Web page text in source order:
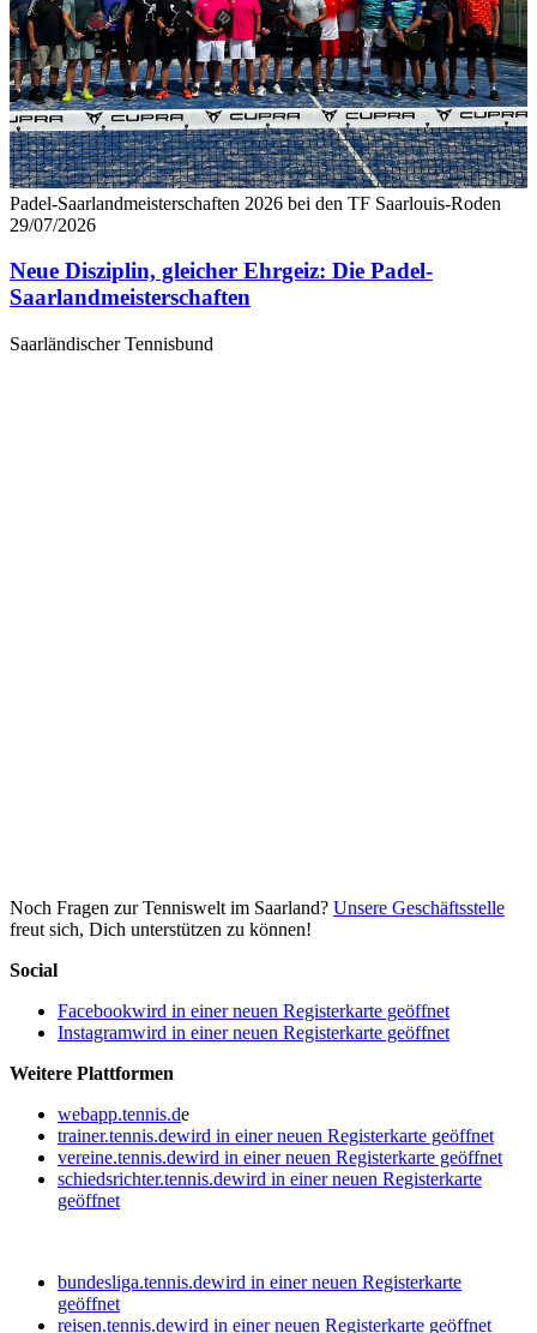
Padel-Saarlandmeisterschaften 2026 bei den TF Saarlouis-Roden
29/07/2026
Neue Disziplin, gleicher Ehrgeiz: Die Padel-
Saarlandmeisterschaften
Saarländischer Tennisbund
Noch Fragen zur Tenniswelt im Saarland? Unsere Geschäftsstelle
freut sich, Dich unterstützen zu können!
Social
Facebookwird in einer neuen Registerkarte geöffnet
Instagramwird in einer neuen Registerkarte geöffnet
Weitere Plattformen
webapp.tennis.de
trainer.tennis.dewird in einer neuen Registerkarte geöffnet
vereine.tennis.dewird in einer neuen Registerkarte geöffnet
schiedsrichter.tennis.dewird in einer neuen Registerkarte
geöffnet
bundesliga.tennis.dewird in einer neuen Registerkarte
geöffnet
reisen.tennis.dewird in einer neuen Registerkarte geöffnet